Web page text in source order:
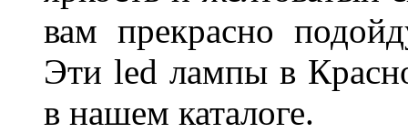
вам прекрасно
Эти led лампы в
в нашем каталоге.